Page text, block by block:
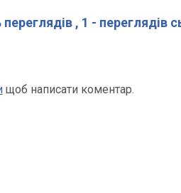
переглядів , 1 - переглядів
щоб написати коментар.